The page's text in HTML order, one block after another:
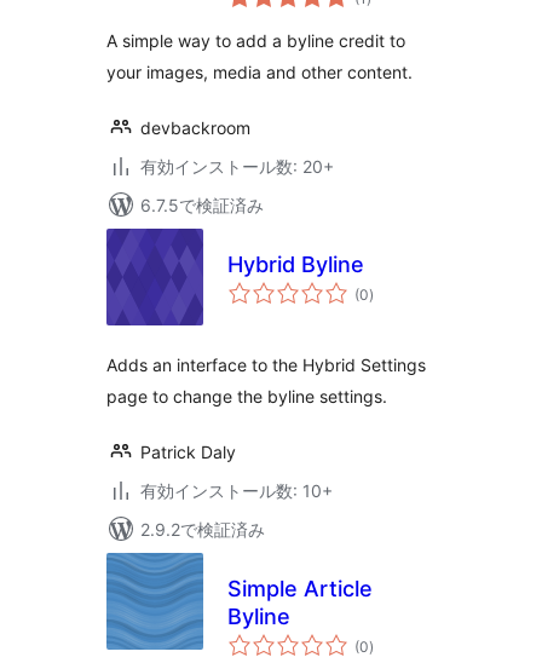
の
価
A simple way to add a byline credit to
your images, media and other content.
devbackroom
有効インストール数: 20+
6.7.5で検証済み
Hybrid Byline
(0個
の)
Adds an interface to the Hybrid Settings
page to change the byline settings.
Patrick Daly
有効インストール数: 10+
2.9.2で検証済み
Simple Article
Byline
(0個
の)